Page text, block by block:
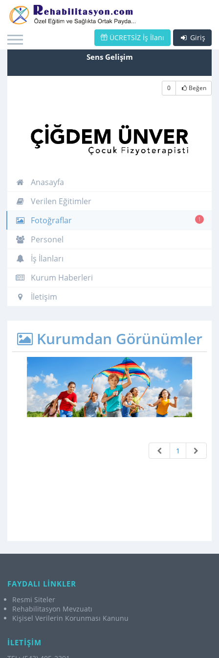
Giriş
ÜCRETSİZ İş İlanı
Sens Gelişim
0 Beğen
Anasayfa
Verilen Eğitimler
1
Fotoğraflar
Personel
İş İlanları
Kurum Haberleri
İletişim
Kurumdan Görünümler
1
FAYDALI LİNKLER
Resmi Siteler
Rehabilitasyon Mevzuatı
Kişisel Verilerin Korunması Kanunu
İLETİŞİM